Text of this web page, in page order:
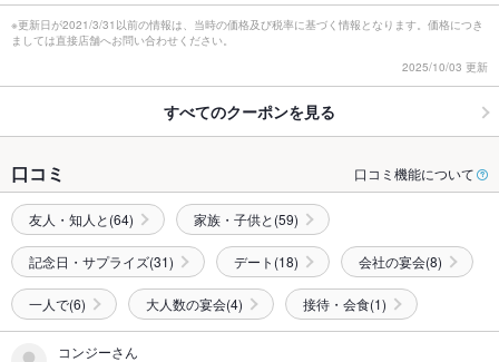
※更新日が2021/3/31以前の情報は、当時の価格及び税率に基づく情報となります。価格につき
ましては直接店舗へお問い合わせください。
2025/10/03 更新
すべてのクーポンを見る
口コミ 口コミ機能について
友人・知人と(64) 家族・子供と(59)
記念日・サプライズ(31) デート(18) 会社の宴会(8)
一人で(6) 大人数の宴会(4) 接待・会食(1)
コンジーさん